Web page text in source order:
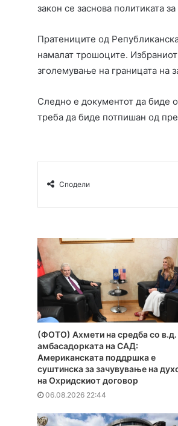
закон се заснова политиката
Пратениците од
намалат трошоците.
зголемување на границата на
Следно е документот да биде
треба да биде потпишан од
Сподели
(ФОТО) Ахмети на средба со в.д.
амбасадорката на САД:
Американската поддршка е
суштинска за зачувување на
на Охридскиот договор
06.08.2026 22:44